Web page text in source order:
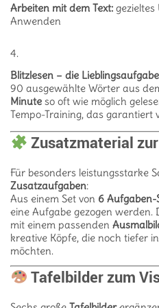
Arbeiten mit dem Text:
Anwenden
Blitzlesen – die
90 ausgewählte Wörter aus
Minute so oft wie möglich
Tempo-Training, das garantiert
Zusatzmaterial
Für besonders leistungsstarke
Zusatzaufgaben:
Aus einem Set von 6 Aufgaben-
eine Aufgabe gezogen werden.
mit einem passenden
kreative Köpfe, die noch tiefer
möchten.
Tafelbilder zum